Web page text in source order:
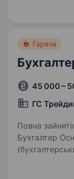
Гаряча
45 000 –
ГС
Повна
Бухгалтер Основні